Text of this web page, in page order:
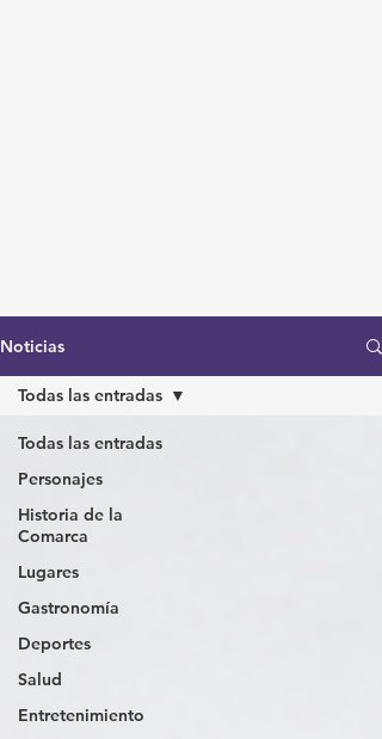
Noticias
Todas las entradas
Personajes
Historia de la
Comarca
Lugares
Gastronomía
Deportes
Salud
Entretenimiento
Todas las entradas